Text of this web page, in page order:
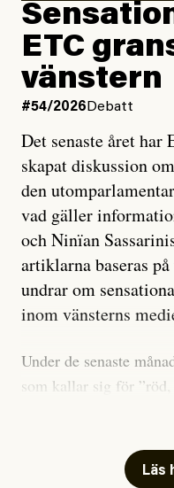
ETC
vänstern
#54/2026 Debatt
Det senaste året
skapat diskussion
den
vad gäller
och Ninïan
artiklarna baseras
undrar om
inom vänsterns
Under de senaste
som kallar sig för
skriver för? Vad
Läs